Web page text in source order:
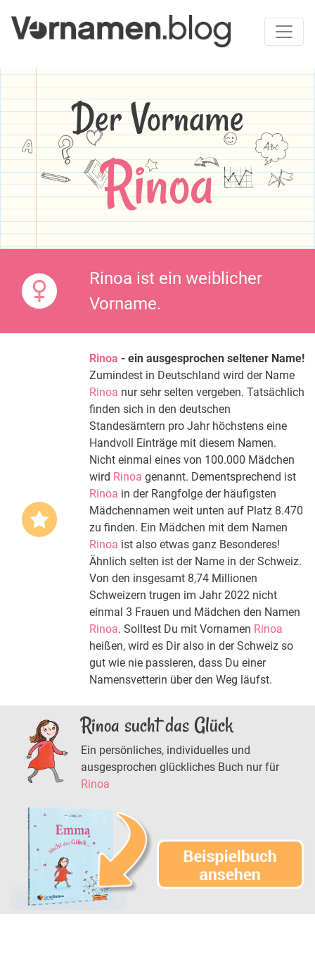
Der Vorname
Rinoa
Rinoa ist ein weiblicher
Vorname.
Rinoa - ein ausgesprochen seltener Name!
Zumindest in Deutschland wird der Name
Rinoa nur sehr selten vergeben. Tatsächlich
finden sich in den deutschen
Standesämtern pro Jahr höchstens eine
Handvoll Einträge mit diesem Namen.
Nicht einmal eines von 100.000 Mädchen
wird Rinoa genannt. Dementsprechend ist
Rinoa in der Rangfolge der häufigsten
Mädchennamen weit unten auf Platz 8.470
zu finden. Ein Mädchen mit dem Namen
Rinoa ist also etwas ganz Besonderes!
Ähnlich selten ist der Name in der Schweiz.
Von den insgesamt 8,74 Millionen
Schweizern trugen im Jahr 2022 nicht
einmal 3 Frauen und Mädchen den Namen
Rinoa. Solltest Du mit Vornamen Rinoa
heißen, wird es Dir also in der Schweiz so
gut wie nie passieren, dass Du einer
Namensvetterin über den Weg läufst.
Rinoa sucht das Glück
Ein persönliches, individuelles und
ausgesprochen glückliches Buch nur für
Rinoa